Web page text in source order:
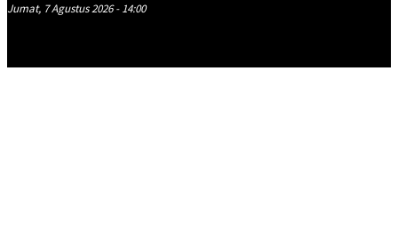
Jumat, 7 Agustus 2026 - 14:00